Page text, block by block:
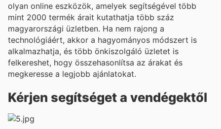
olyan online eszközök, amelyek segítségével több
mint 2000 termék árait kutathatja több száz
magyarországi üzletben. Ha nem rajong a
technológiáért, akkor a hagyományos módszert is
alkalmazhatja, és több önkiszolgáló üzletet is
felkereshet, hogy összehasonlítsa az árakat és
megkeresse a legjobb ajánlatokat.
Kérjen segítséget a vendégektől